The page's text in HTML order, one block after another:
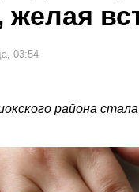
желая
03:54
района